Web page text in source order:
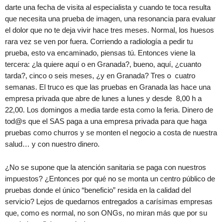
darte una fecha de visita al especialista y cuando te toca resulta
que necesita una prueba de imagen, una resonancia para evaluar
el dolor que no te deja vivir hace tres meses. Normal, los huesos
rara vez se ven por fuera. Corriendo a radiología a pedir tu
prueba, esto va encaminado, piensas tú. Entonces viene la
tercera: ¿la quiere aquí o en Granada?, bueno, aquí, ¿cuanto
tarda?, cinco o seis meses, ¿y en Granada? Tres o cuatro
semanas. El truco es que las pruebas en Granada las hace una
empresa privada que abre de lunes a lunes y desde 8,00 h a
22,00. Los domingos a media tarde esta como la feria. Dinero de
tod@s que el SAS paga a una empresa privada para que haga
pruebas como churros y se monten el negocio a costa de nuestra
salud… y con nuestro dinero.
¿No se supone que la atención sanitaria se paga con nuestros
impuestos? ¿Entonces por qué no se monta un centro público de
pruebas donde el único “beneficio” resida en la calidad del
servicio? Lejos de quedarnos entregados a carísimas empresas
que, como es normal, no son ONGs, no miran más que por su